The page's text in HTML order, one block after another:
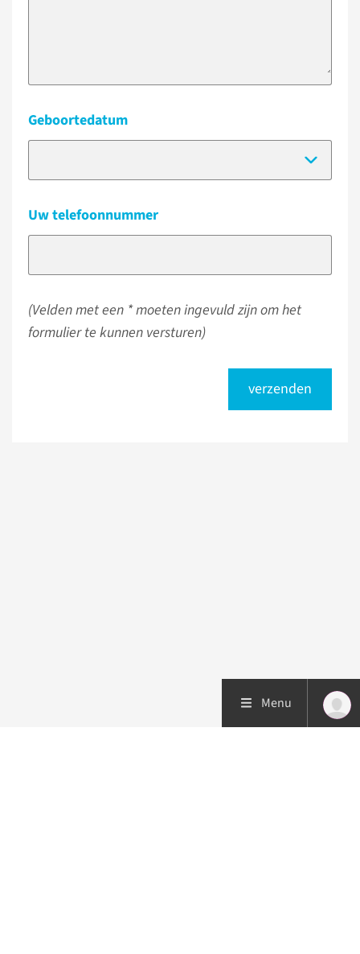
Geboortedatum
Uw telefoonnummer
(Velden met een * moeten ingevuld zijn om het
formulier te kunnen versturen)
verzenden
Menu